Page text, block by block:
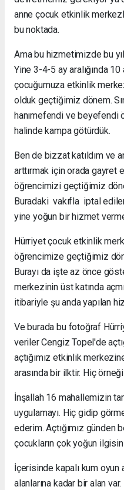
anne çocuk etkinlik
bu noktada.
Ama bu hizmetimizde bu
Yine 3-4-5 ay aralığında
çocuğumuza etkinlik
olduk geçtiğimiz dönem.
hanımefendi ve beyefendi
halinde kampa götürdük.
Ben de bizzat katıldım ve
arttırmak için orada
öğrencimizi geçtiğimiz
Buradaki vakıfla iptal
yine yoğun bir hizmet
Hürriyet çocuk etkinlik
öğrencimize geçtiğimiz
Burayı da işte az önce
merkezinin üst katında
itibariyle şu anda yapılan
Ve burada bu fotoğraf
veriler Cengiz Topel'de
açtığımız etkinlik
arasında bir ilktir. Hiç
İnşallah 16 mahallemizin
uygulamayı. Hiç gidip
ederim. Açtığımız günden
çocukların çok yoğun
İçerisinde kapalı kum oyun
alanlarına kadar bir alan